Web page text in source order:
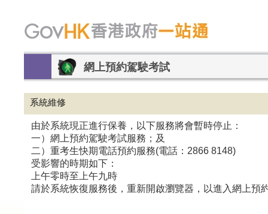
網上預約駕駛考試
系統維修
由於系統現正進行保養，以下服務將會暫時停止：
一）網上預約駕駛考試服務；及
二）重考生快期電話預約服務(電話：2866 8148)
受影響的時期如下：
上午零時至上午九時
請於系統恢復服務後，重新開啟瀏覽器，以進入網上預